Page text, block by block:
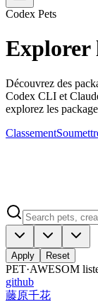
Codex Pets
Explorer
Découvrez des
Codex CLI et
explorez les
Classement
Apply Reset
PET·AWESOM
github
藤原千花